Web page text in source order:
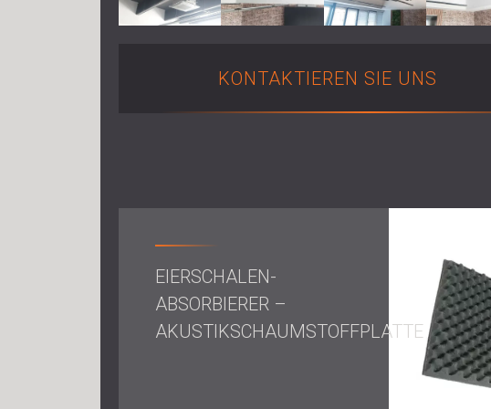
KONTAKTIEREN SIE UNS
EIERSCHALEN-
ABSORBIERER –
AKUSTIKSCHAUMSTOFFPLATTE